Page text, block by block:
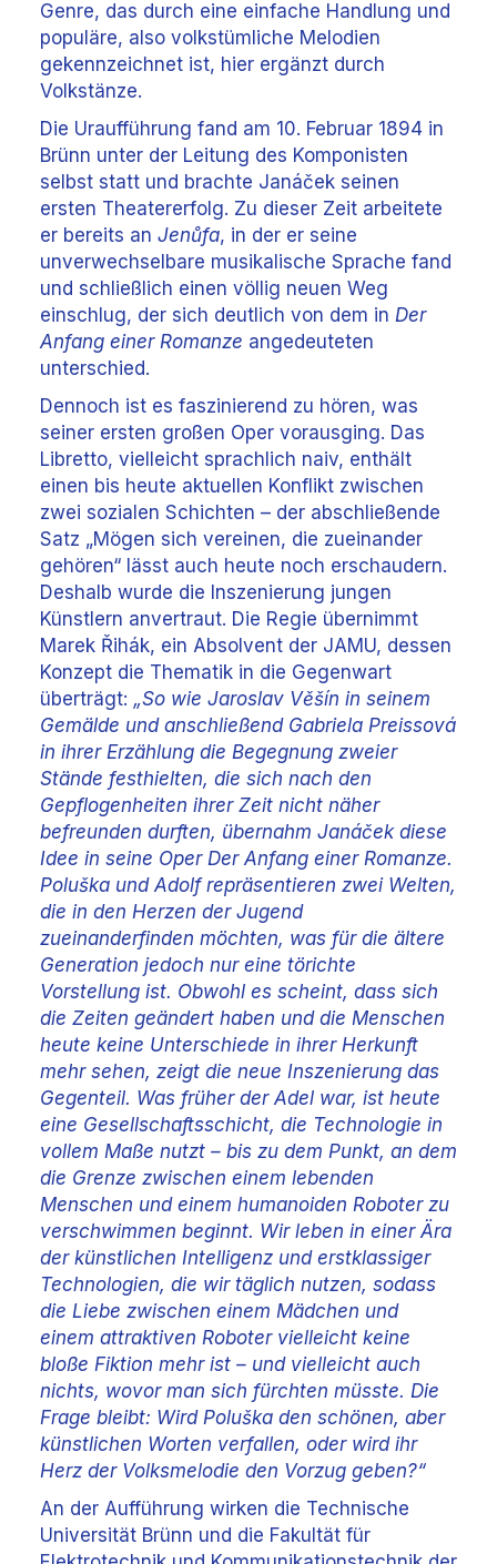
Genre, das durch eine einfache Handlung und
populäre, also volkstümliche Melodien
gekennzeichnet ist, hier ergänzt durch
Volkstänze.
Die Uraufführung fand am 10. Februar 1894 in
Brünn unter der Leitung des Komponisten
selbst statt und brachte Janáček seinen
ersten Theatererfolg. Zu dieser Zeit arbeitete
er bereits an Jenůfa, in der er seine
unverwechselbare musikalische Sprache fand
und schließlich einen völlig neuen Weg
einschlug, der sich deutlich von dem in Der
Anfang einer Romanze angedeuteten
unterschied.
Dennoch ist es faszinierend zu hören, was
seiner ersten großen Oper vorausging. Das
Libretto, vielleicht sprachlich naiv, enthält
einen bis heute aktuellen Konflikt zwischen
zwei sozialen Schichten – der abschließende
Satz „Mögen sich vereinen, die zueinander
gehören“ lässt auch heute noch erschaudern.
Deshalb wurde die Inszenierung jungen
Künstlern anvertraut. Die Regie übernimmt
Marek Řihák, ein Absolvent der JAMU, dessen
Konzept die Thematik in die Gegenwart
überträgt: „So wie Jaroslav Věšín in seinem
Gemälde und anschließend Gabriela Preissová
in ihrer Erzählung die Begegnung zweier
Stände festhielten, die sich nach den
Gepflogenheiten ihrer Zeit nicht näher
befreunden durften, übernahm Janáček diese
Idee in seine Oper Der Anfang einer Romanze.
Poluška und Adolf repräsentieren zwei Welten,
die in den Herzen der Jugend
zueinanderfinden möchten, was für die ältere
Generation jedoch nur eine törichte
Vorstellung ist. Obwohl es scheint, dass sich
die Zeiten geändert haben und die Menschen
heute keine Unterschiede in ihrer Herkunft
mehr sehen, zeigt die neue Inszenierung das
Gegenteil. Was früher der Adel war, ist heute
eine Gesellschaftsschicht, die Technologie in
vollem Maße nutzt – bis zu dem Punkt, an dem
die Grenze zwischen einem lebenden
Menschen und einem humanoiden Roboter zu
verschwimmen beginnt. Wir leben in einer Ära
der künstlichen Intelligenz und erstklassiger
Technologien, die wir täglich nutzen, sodass
die Liebe zwischen einem Mädchen und
einem attraktiven Roboter vielleicht keine
bloße Fiktion mehr ist – und vielleicht auch
nichts, wovor man sich fürchten müsste. Die
Frage bleibt: Wird Poluška den schönen, aber
künstlichen Worten verfallen, oder wird ihr
Herz der Volksmelodie den Vorzug geben?“
An der Aufführung wirken die Technische
Universität Brünn und die Fakultät für